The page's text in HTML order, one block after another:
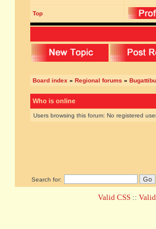
Top
Board index » Regional forums »
Who is online
Users browsing this forum: No registered
Search for:
Valid CSS ::